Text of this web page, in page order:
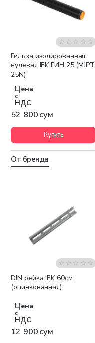
Гильза изолированная
нулевая IEK ГИН 25 (MJPT
25N)
Цена
с
НДС
52 800 сум
Купить
От бренда
DIN рейка IEK 60см
(оцинкованная)
Цена
с
НДС
12 900 сум